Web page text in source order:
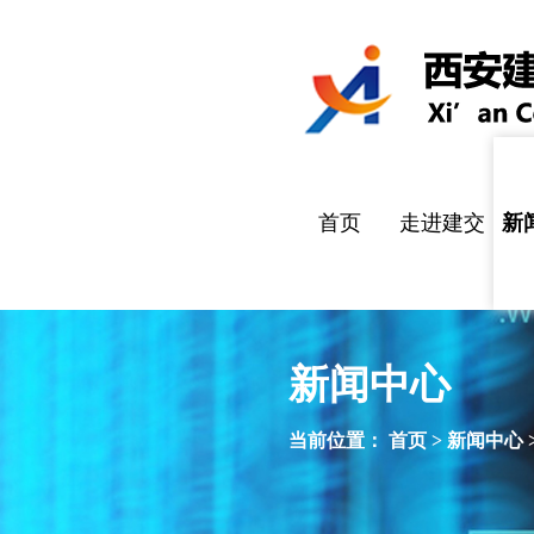
首页 走进建交
公司简介
企业文化
组织架构
企业责任
新
公
通
国
招
新闻中心
当前位置： 首页 > 新闻中心